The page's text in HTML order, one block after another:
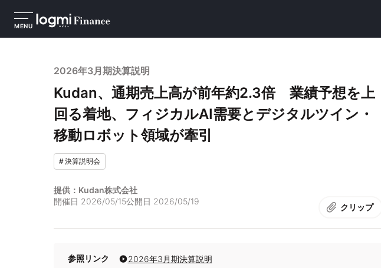
MENU
2026年3月期決算説明
Kudan、通期売上高が前年約2.3倍 業績予想を上
回る着地、フィジカルAI需要とデジタルツイン・
移動ロボット領域が牽引
#決算説明会
提供：Kudan株式会社
開催日 2026/05/15公開日 2026/05/19
クリップ
参照リンク 2026年3月期決算説明